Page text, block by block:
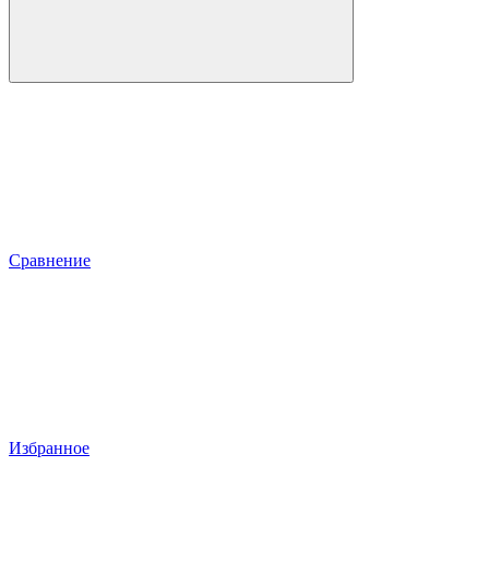
Сравнение
Избранное